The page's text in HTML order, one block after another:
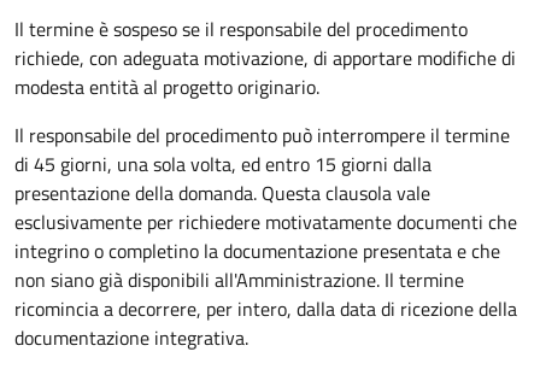
Il termine è sospeso se il responsabile del procedimento
richiede, con adeguata motivazione, di apportare modifiche di
modesta entità al progetto originario.
Il responsabile del procedimento può interrompere il termine
di 45 giorni, una sola volta, ed entro 15 giorni dalla
presentazione della domanda. Questa clausola vale
esclusivamente per richiedere motivatamente documenti che
integrino o completino la documentazione presentata e che
non siano già disponibili all'Amministrazione. Il termine
ricomincia a decorrere, per intero, dalla data di ricezione della
documentazione integrativa.